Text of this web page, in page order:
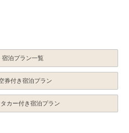
宿泊プラン一覧
券付き宿泊プラン
カー付き宿泊プラン